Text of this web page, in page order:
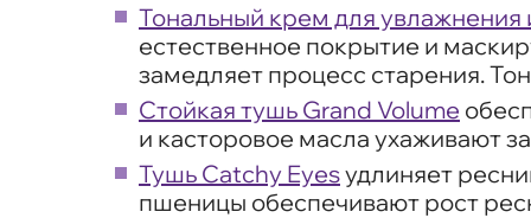
Тональный крем для увлажнения
естественное покрытие и
замедляет процесс старения.
Стойкая тушь Grand Volume
и касторовое масла ухаживают
Тушь Catchy Eyesудлиняет
пшеницы обеспечивают рост